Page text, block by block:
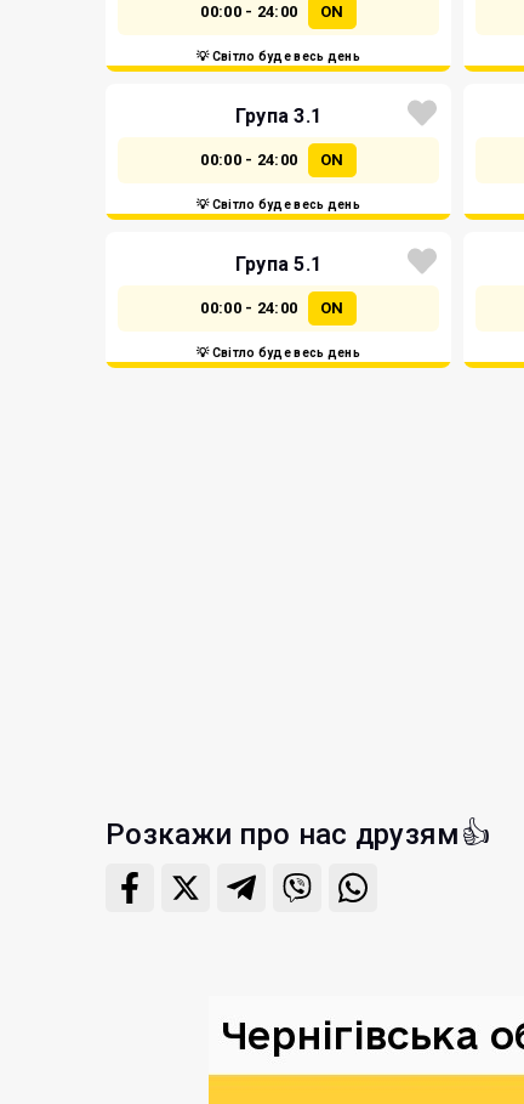
00:00 - 24:00 ON
💡 Світло буде весь день
Група 3.1
00:00 - 24:00 ON
💡 Світло буде весь день
Група 5.1
00:00 - 24:00 ON
💡 Світло буде весь день
Розкажи про нас друзям👍